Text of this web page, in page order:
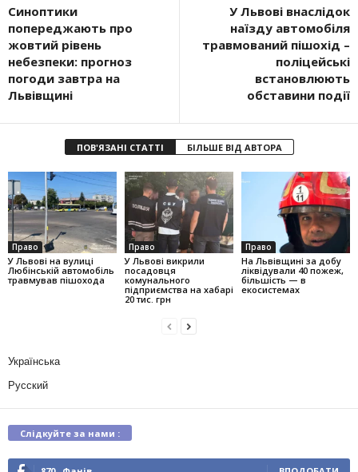
Синоптики
попереджають про
жовтий рівень
небезпеки: прогноз
погоди завтра на
Львівщині
У Львові внаслідок
наїзду автомобіля
травмований пішохід –
поліцейські
встановлюють
обставини події
ПОВ'ЯЗАНІ СТАТТІ БІЛЬШЕ ВІД АВТОРА
Право
У Львові на вулиці
Любінській автомобіль
травмував пішохода
Право
У Львові викрили
посадовця
комунального
підприємства на хабарі
20 тис. грн
Право
На Львівщині за добу
ліквідували 40 пожеж,
більшість — в
екосистемах
Українська
Русский
Слідкуйте за нами :